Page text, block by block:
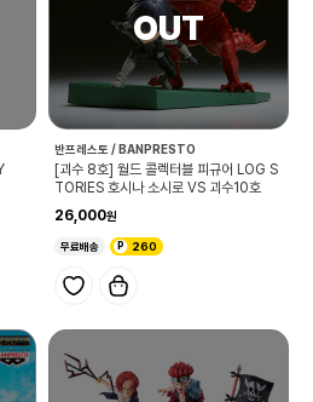
반프레스토 / BANPRESTO
[괴수 8호] 월드 콜렉터블 피규어 LOG S
TORIES 호시나 소시로 VS 괴수10호
26,000
무료배송 260